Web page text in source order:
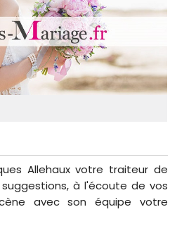
Allehaux votre traiteur de
à l'écoute de vos
avec son équipe votre